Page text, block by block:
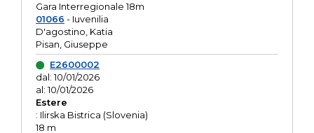
Gara Interregionale 18m
01066 - Iuvenilia
D'agostino, Katia
Pisan, Giuseppe
E2600002
dal: 10/01/2026
al: 10/01/2026
Estere
: Ilirska Bistrica (Slovenia)
18 m